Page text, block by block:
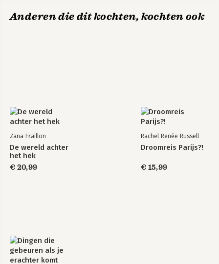
Anderen die dit kochten, kochten ook
Zana Fraillon
De wereld achter
het hek
€ 20,99
Rachel Renée Russell
Droomreis Parijs?!
€ 15,99